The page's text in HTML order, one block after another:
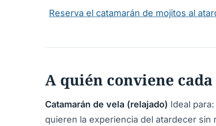
Reserva el catamarán de mojitos al
A quién conviene
Catamarán de vela (relajado) Ideal
quieren la experiencia del atardecer